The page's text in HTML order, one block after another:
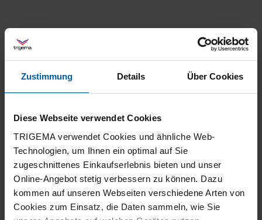
Zustimmung Details Über Cookies
Diese Webseite verwendet Cookies
TRIGEMA verwendet Cookies und ähnliche Web-
Technologien, um Ihnen ein optimal auf Sie
zugeschnittenes Einkaufserlebnis bieten und unser
Online-Angebot stetig verbessern zu können. Dazu
kommen auf unseren Webseiten verschiedene Arten von
Cookies zum Einsatz, die Daten sammeln, wie Sie
shipping